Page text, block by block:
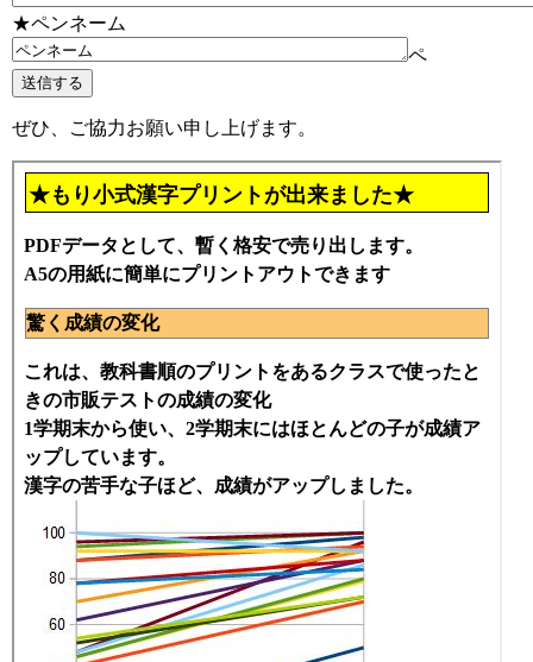
★ペンネーム
ペ
ぜひ、ご協力お願い申し上げます。